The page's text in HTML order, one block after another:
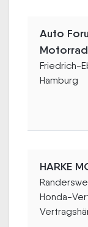
Auto
Friedrich-
Hamburg
HARKE
Honda-